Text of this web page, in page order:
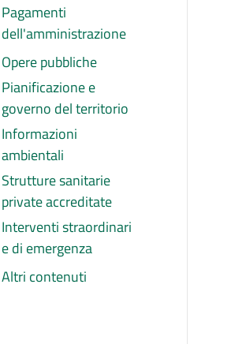
Pagamenti
dell'amministrazione
Opere pubbliche
Pianificazione e
governo del territorio
Informazioni
ambientali
Strutture sanitarie
private accreditate
Interventi straordinari
e di emergenza
Altri contenuti